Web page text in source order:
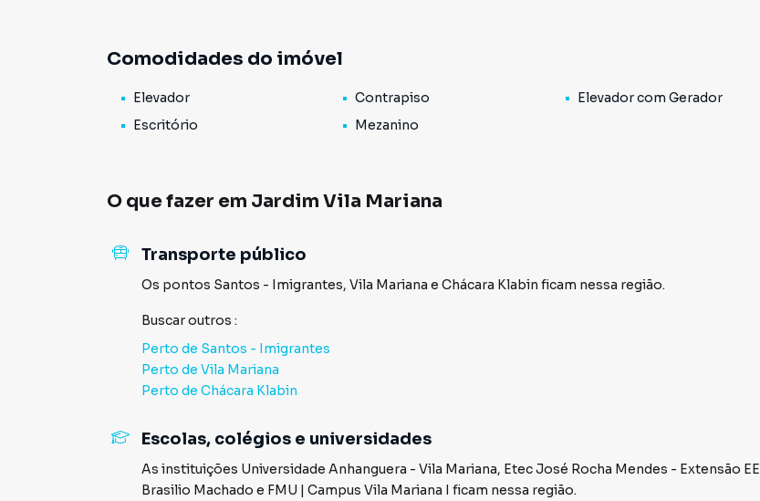
Comodidades do imóvel
Elevador Contrapiso
Elevador com Gerador
Escritório
Mezanino
O que fazer em Jardim Vila Mariana
Transporte público
Os pontos Santos - Imigrantes, Vila Mariana e Chácara Klabin ficam nessa região.
Buscar outros :
Perto de Santos - Imigrantes
Perto de Vila Mariana
Perto de Chácara Klabin
Escolas, colégios e universidades
As instituições Universidade Anhanguera - Vila Mariana, Etec José Rocha Mendes - Extensão EE
Brasilio Machado e FMU | Campus Vila Mariana I ficam nessa região.